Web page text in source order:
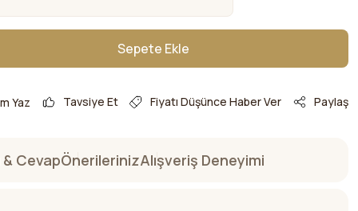
Sepete Ekle
Yaz Tavsiye Et Fiyatı Düşünce Haber Ver Paylaş
CevapÖnerilerinizAlışveriş Deneyimi